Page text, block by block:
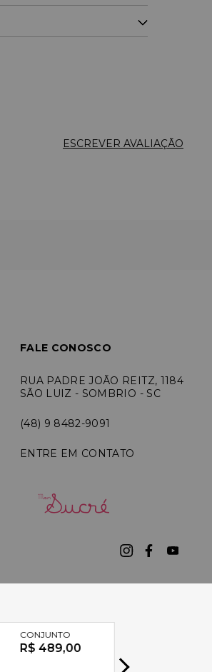
ESCREVER AVALIAÇÃO
FALE CONOSCO
RUA PADRE JOÃO REITZ, 1184
SÃO LUIZ - SOMBRIO - SC
(48) 9 8482-9091
ENTRE EM CONTATO